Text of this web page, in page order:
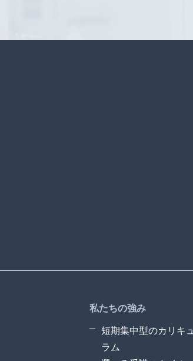
私たちの強み
短期集中型のカリキュ
ラム